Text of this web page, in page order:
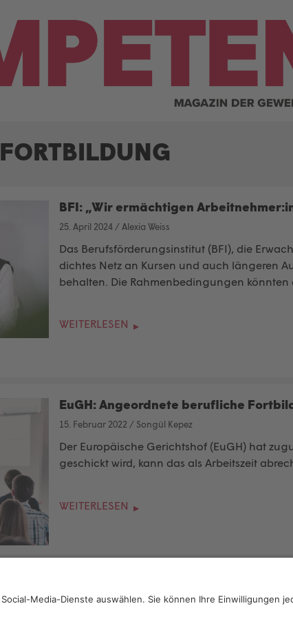
FORTBILDUNG
BFI: „Wir ermächtigen
25. April 2024 / Alexia Weiss
Das Berufsförderungsinstitut (BFI), die
dichtes Netz an Kursen und auch längeren
behalten. Die Rahmenbedingungen könnten
WEITERLESEN
EuGH: Angeordnete berufliche
15. Februar 2022 / Songül Kepez
Der Europäische Gerichtshof (EuGH) hat
geschickt wird, kann das als Arbeitszeit
WEITERLESEN